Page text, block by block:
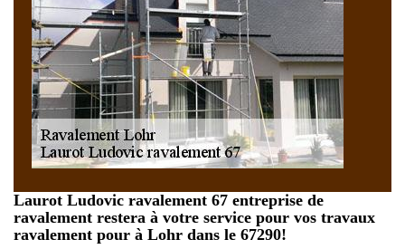
Laurot Ludovic ravalement 67 entreprise de
ravalement restera à votre service pour vos travaux
ravalement pour à Lohr dans le 67290!